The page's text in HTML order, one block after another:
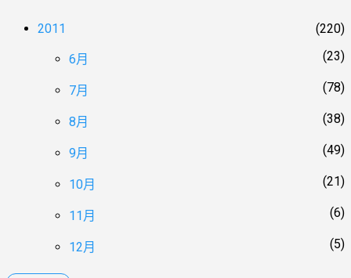
2011 220
6月 23
7月 78
8月 38
9月 49
10月 21
11月 6
12月 5